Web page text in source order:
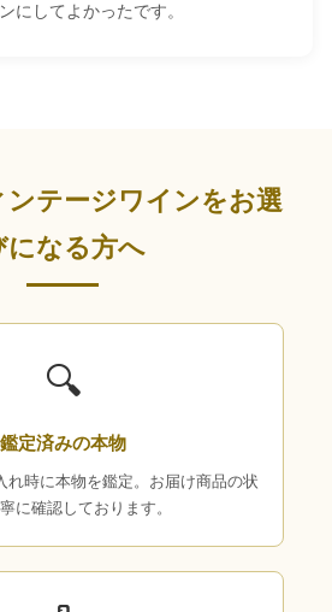
にしてよかったです。
テージワインをお選
になる方へ
🔍
鑑定済みの本物
れ時に本物を鑑定。お届け商品の状
に確認しております。